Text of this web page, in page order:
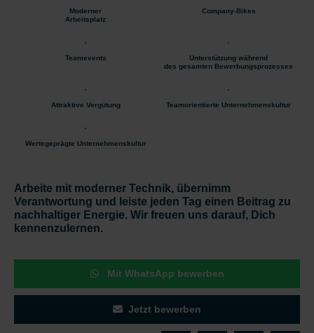
Moderner
Arbeitsplatz
Company-Bikes
Teamevents
Unterstützung während
des gesamten Bewerbungsprozesses
Attraktive Vergütung Teamorientierte Unternehmenskultur
Wertegeprägte Unternehmenskultur
Arbeite mit moderner Technik, übernimm
Verantwortung und leiste jeden Tag einen Beitrag zu
nachhaltiger Energie. Wir freuen uns darauf, Dich
kennenzulernen.
Mit WhatsApp bewerben
Jetzt bewerben